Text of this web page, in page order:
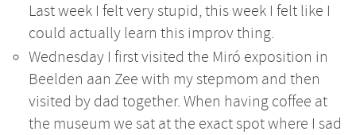
Last week I felt very stupid, this week I felt like I
could actually learn this improv thing.
Wednesday I first visited the Miró exposition in
Beelden aan Zee with my stepmom and then
visited by dad together. When having coffee at
the museum we sat at the exact spot where I sad